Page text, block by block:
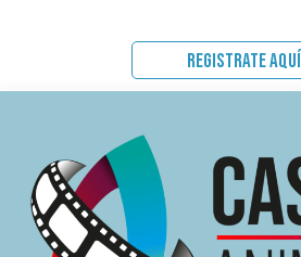
REGISTRATE AQUÍ